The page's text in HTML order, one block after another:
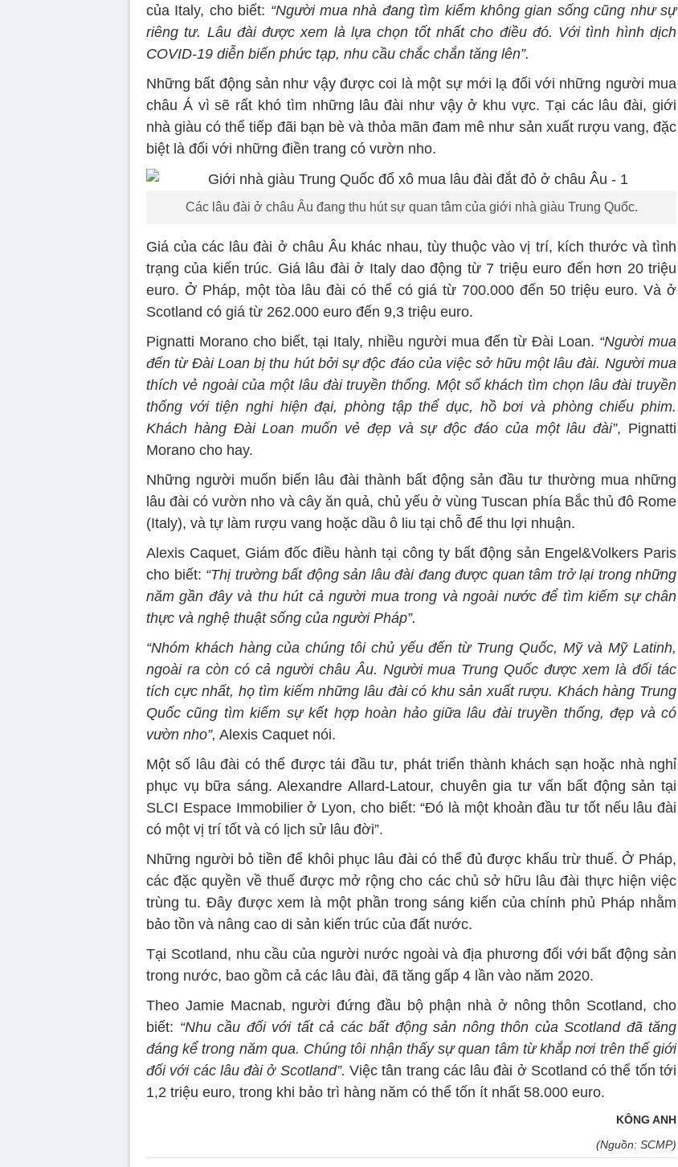
của Italy, cho biết: “Người mua nhà đang tìm kiếm không gian sống cũng như sự
riêng tư. Lâu đài được xem là lựa chọn tốt nhất cho điều đó. Với tình hình dịch
COVID-19 diễn biến phức tạp, nhu cầu chắc chắn tăng lên”.
Những bất động sản như vậy được coi là một sự mới lạ đối với những người mua
châu Á vì sẽ rất khó tìm những lâu đài như vậy ở khu vực. Tại các lâu đài, giới
nhà giàu có thể tiếp đãi bạn bè và thỏa mãn đam mê như sản xuất rượu vang, đặc
biệt là đối với những điền trang có vườn nho.
Các lâu đài ở châu Âu đang thu hút sự quan tâm của giới nhà giàu Trung Quốc.
Giá của các lâu đài ở châu Âu khác nhau, tùy thuộc vào vị trí, kích thước và tình
trạng của kiến trúc. Giá lâu đài ở Italy dao động từ 7 triệu euro đến hơn 20 triệu
euro. Ở Pháp, một tòa lâu đài có thể có giá từ 700.000 đến 50 triệu euro. Và ở
Scotland có giá từ 262.000 euro đến 9,3 triệu euro.
Pignatti Morano cho biết, tại Italy, nhiều người mua đến từ Đài Loan. “Người mua
đến từ Đài Loan bị thu hút bởi sự độc đáo của việc sở hữu một lâu đài. Người mua
thích vẻ ngoài của một lâu đài truyền thống. Một số khách tìm chọn lâu đài truyền
thống với tiện nghi hiện đại, phòng tập thể dục, hồ bơi và phòng chiếu phim.
Khách hàng Đài Loan muốn vẻ đẹp và sự độc đáo của một lâu đài”, Pignatti
Morano cho hay.
Những người muốn biến lâu đài thành bất động sản đầu tư thường mua những
lâu đài có vườn nho và cây ăn quả, chủ yếu ở vùng Tuscan phía Bắc thủ đô Rome
(Italy), và tự làm rượu vang hoặc dầu ô liu tại chỗ để thu lợi nhuận.
Alexis Caquet, Giám đốc điều hành tại công ty bất động sản Engel&Volkers Paris
cho biết: “Thị trường bất động sản lâu đài đang được quan tâm trở lại trong những
năm gần đây và thu hút cả người mua trong và ngoài nước để tìm kiếm sự chân
thực và nghệ thuật sống của người Pháp”.
“Nhóm khách hàng của chúng tôi chủ yếu đến từ Trung Quốc, Mỹ và Mỹ Latinh,
ngoài ra còn có cả người châu Âu. Người mua Trung Quốc được xem là đối tác
tích cực nhất, họ tìm kiếm những lâu đài có khu sản xuất rượu. Khách hàng Trung
Quốc cũng tìm kiếm sự kết hợp hoàn hảo giữa lâu đài truyền thống, đẹp và có
vườn nho”, Alexis Caquet nói.
Một số lâu đài có thể được tái đầu tư, phát triển thành khách sạn hoặc nhà nghỉ
phục vụ bữa sáng. Alexandre Allard-Latour, chuyên gia tư vấn bất động sản tại
SLCI Espace Immobilier ở Lyon, cho biết: “Đó là một khoản đầu tư tốt nếu lâu đài
có một vị trí tốt và có lịch sử lâu đời”.
Những người bỏ tiền để khôi phục lâu đài có thể đủ được khấu trừ thuế. Ở Pháp,
các đặc quyền về thuế được mở rộng cho các chủ sở hữu lâu đài thực hiện việc
trùng tu. Đây được xem là một phần trong sáng kiến ​​của chính phủ Pháp nhằm
bảo tồn và nâng cao di sản kiến ​​trúc của đất nước.
Tại Scotland, nhu cầu của người nước ngoài và địa phương đối với bất động sản
trong nước, bao gồm cả các lâu đài, đã tăng gấp 4 lần vào năm 2020.
Theo Jamie Macnab, người đứng đầu bộ phận nhà ở nông thôn Scotland, cho
biết: “Nhu cầu đối với tất cả các bất động sản nông thôn của Scotland đã tăng
đáng kể trong năm qua. Chúng tôi nhận thấy sự quan tâm từ khắp nơi trên thế giới
đối với các lâu đài ở Scotland”. Việc tân trang các lâu đài ở Scotland có thể tốn tới
1,2 triệu euro, trong khi bảo trì hàng năm có thể tốn ít nhất 58.000 euro.
KÔNG ANH
(Nguồn: SCMP)